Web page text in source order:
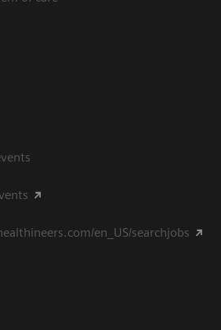
en_US/searchjobs